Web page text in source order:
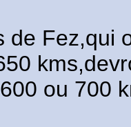
de Fez,qui
ou 700